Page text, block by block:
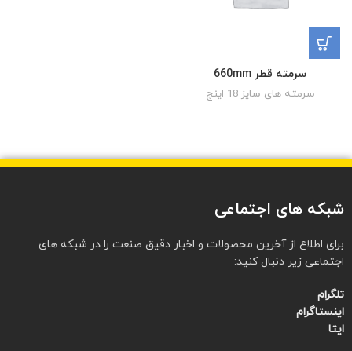
سرمته قطر 660mm
سرمته های سایز 18 اینچ
شبکه های اجتماعی
برای اطلاع از آخرین محصولات و اخبار دقیق صنعت را در شبکه های
اجتماعی زیر دنبال کنید:
تلگرام
اینستاگرام
ایتا